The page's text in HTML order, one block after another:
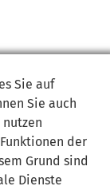
Sie auf
Sie auch
der
Grund sind
Dienste